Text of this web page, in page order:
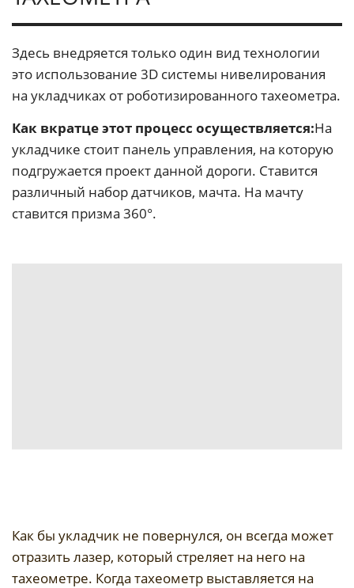
Здесь внедряется только один вид технологии
это использование 3D системы нивелирования
на укладчиках от роботизированного тахеометра.
Как вкратце этот процесс осуществляется:На
укладчике стоит панель управления, на которую
подгружается проект данной дороги. Ставится
различный набор датчиков, мачта. На мачту
ставится призма 360°.
Как бы укладчик не повернулся, он всегда может
отразить лазер, который стреляет на него на
тахеометре. Когда тахеометр выставляется на